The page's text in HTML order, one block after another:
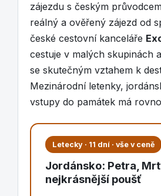
zájezdu s českým
reálný a ověřený zájezd od
české cestovní kanceláře
cestuje v malých skupinách
se skutečným vztahem k
Mezinárodní letenky,
vstupy do památek má
Letecky · 11 dní · vše v ceně
Jordánsko: Petra,
nejkrásnější poušť